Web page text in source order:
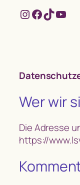
Instagram
Facebook
TikTok
Wer wir
Die Adresse
https://